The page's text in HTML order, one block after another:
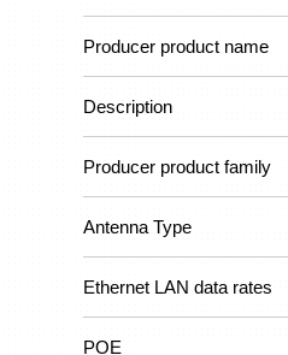
Producer product name
Description
Producer product family
Antenna Type
Ethernet LAN data rates
POE